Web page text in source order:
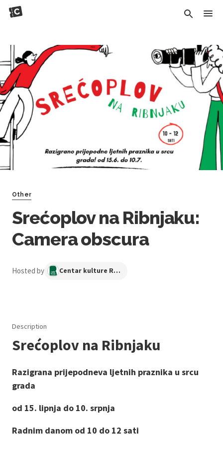
Other
Srećoplov na Ribnjaku:
Camera obscura
Hosted by Centar kulture Ribnjak
Description
Srećoplov na Ribnjaku
Razigrana prijepodneva ljetnih praznika u srcu
grada
od 15. lipnja do 10. srpnja
Radnim danom od 10 do 12 sati